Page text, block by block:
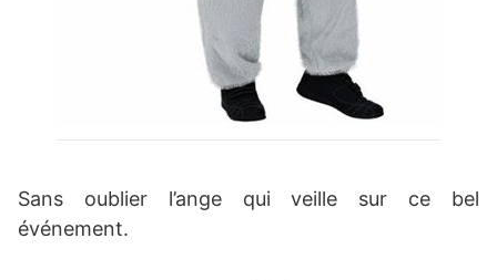
Sans oublier l’ange qui veille sur ce bel
événement.